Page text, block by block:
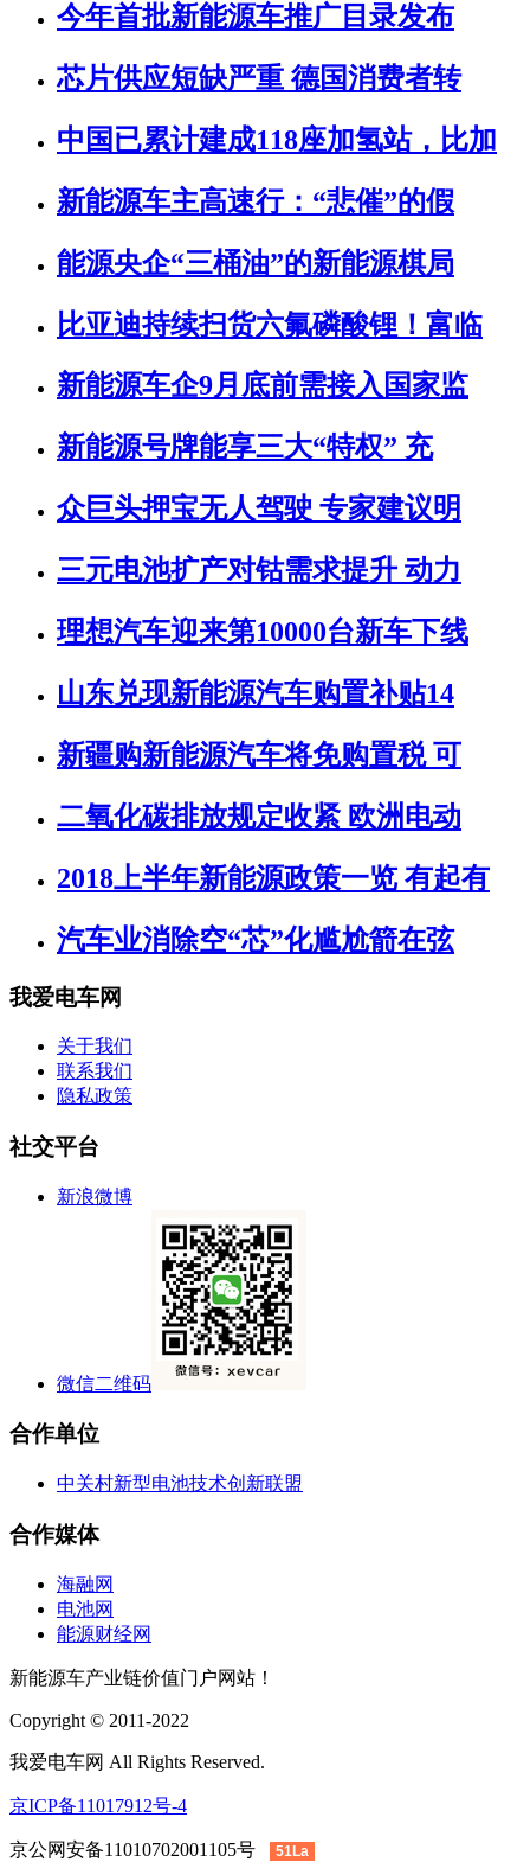
今年首批新能源车推广目录发布
芯片供应短缺严重 德国消费者转
中国已累计建成118座加氢站，比加
新能源车主高速行：“悲催”的假
能源央企“三桶油”的新能源棋局
比亚迪持续扫货六氟磷酸锂！富临
新能源车企9月底前需接入国家监
新能源号牌能享三大“特权” 充
众巨头押宝无人驾驶 专家建议明
三元电池扩产对钴需求提升 动力
理想汽车迎来第10000台新车下线
山东兑现新能源汽车购置补贴14
新疆购新能源汽车将免购置税 可
二氧化碳排放规定收紧 欧洲电动
2018上半年新能源政策一览 有起有
汽车业消除空“芯”化尴尬箭在弦
我爱电车网
关于我们
联系我们
隐私政策
社交平台
新浪微博
微信二维码
合作单位
中关村新型电池技术创新联盟
合作媒体
海融网
电池网
能源财经网
新能源车产业链价值门户网站！
Copyright © 2011-2022
我爱电车网 All Rights Reserved.
京ICP备11017912号-4
京公网安备11010702001105号 51La